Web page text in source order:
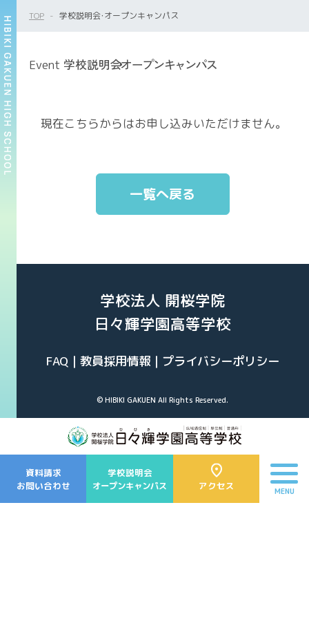
資料請求
お問い合わせ
学校説明会
オープンキャンパス
アクセス
TOP 学校説明会・オープンキャンパス
Event 学校説明会・オープンキャンパス
現在こちらからはお申し込みいただけません。
一覧へ戻る
学校法人 開桜学院
日々輝学園高等学校
FAQ 教員採用情報 プライバシーポリシー
© HIBIKI GAKUEN All Rights Reserved.